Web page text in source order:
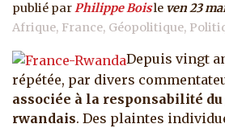
publié parPhilippe Boisle ven 23
Afrique France Géopolitique
Depuis vingt
répétée, par divers
associée à la responsabilité
rwandais. Des plaintes